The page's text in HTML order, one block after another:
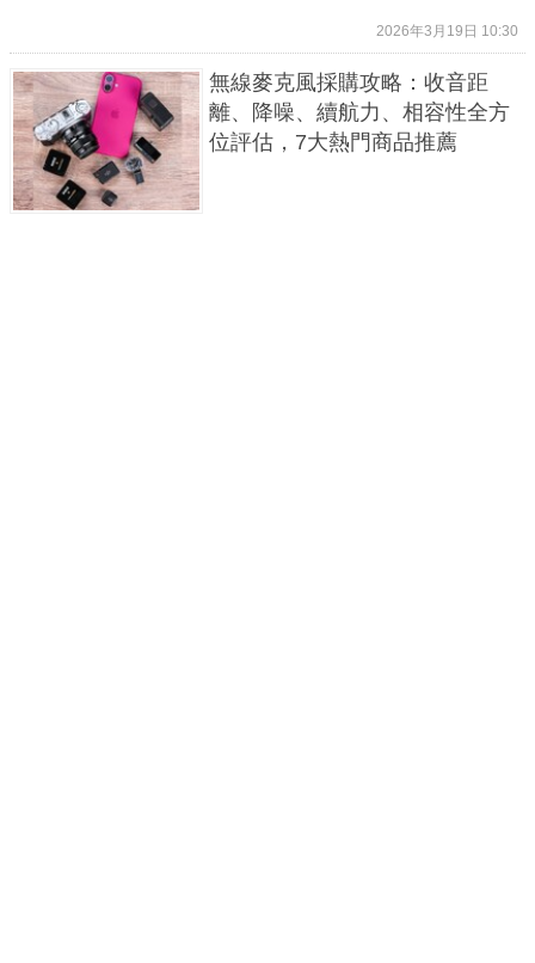
2026年3月19日 10:30
無線麥克風採購攻略：收音距
離、降噪、續航力、相容性全方
位評估，7大熱門商品推薦